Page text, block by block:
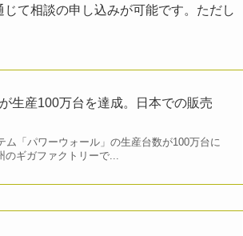
て相談の申し込みが可能です。ただし
生産100万台を達成。日本での販売
「パワーウォール」の生産台数が100万台に
ギガファクトリーで...